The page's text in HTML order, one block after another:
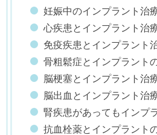
妊娠中のインプラント治
心疾患とインプラント治
免疫疾患とインプラント
骨粗鬆症とインプラント
脳梗塞とインプラント治
脳出血とインプラント治
腎疾患があってもインプ
抗血栓薬とインプラント